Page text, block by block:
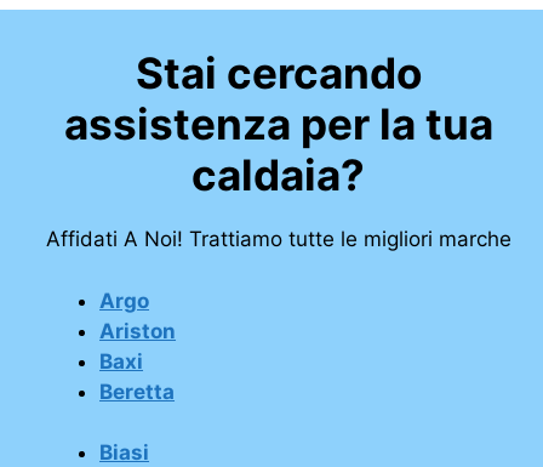
Stai cercando
assistenza per la tua
caldaia?
Affidati A Noi! Trattiamo tutte le migliori marche
Argo
Ariston
Baxi
Beretta
Biasi